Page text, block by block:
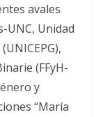
avales
UNC, Unidad
(FFyH-
y
“María